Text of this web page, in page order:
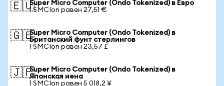
🇪🇺Super Micro Computer (Ondo Tokenized) в Евро
1 SMCIon равен 27,51 €
🇬🇧Super Micro Computer (Ondo Tokenized) в
Британский фунт стерлингов
1 SMCIon равен 23,57 £
🇯🇵Super Micro Computer (Ondo Tokenized) в
Японская иена
1 SMCIon равен 5 018,2 ¥